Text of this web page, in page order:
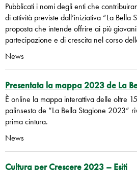
Pubblicati i nomi degli enti che
di attività previste dall’iniziativa “La Bella
proposta che intende offrire ai più
partecipazione e di crescita nel corso
News
Presentata la mappa 2023 de La
È online la mappa interattiva delle oltre
palinsesto de “La Bella Stagione 2023”
prima cintura.
News
Cultura per Crescere 2023 – Esiti